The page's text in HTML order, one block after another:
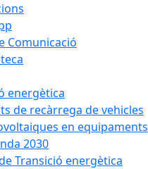
Comunicació
energètica
de recàrrega de vehicles
en equipaments
2030
Transició energètica